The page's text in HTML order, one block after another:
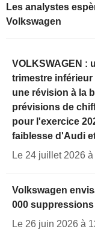
Les analystes
Volkswagen
VOLKSWAGEN :
trimestre inférieur
une révision à la
prévisions de
pour l'exercice
faiblesse d'Audi
Le 24 juillet 2026
Volkswagen
000
Le 26 juin 2026 à